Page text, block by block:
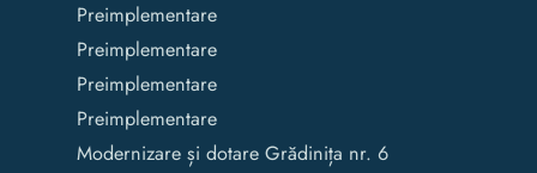
Preimplementare
Preimplementare
Preimplementare
Preimplementare
Modernizare și dotare Grădinița nr. 6